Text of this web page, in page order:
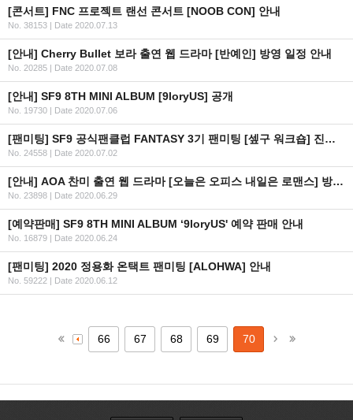
[콘서트] FNC 프로젝트 랜선 콘서트 [NOOB CON] 안내
No. 38153 | Date 2020.07.13
[안내] Cherry Bullet 보라 출연 웹 드라마 [반예인] 방영 일정 안내
No. 20285 | Date 2020.07.08
[안내] SF9 8TH MINI ALBUM [9loryUS] 공개
No. 19730 | Date 2020.07.06
[팬미팅] SF9 공식팬클럽 FANTASY 3기 팬미팅 [셒구 워크숍] 진행 사항 관련 3차 안내
No. 24558 | Date 2020.07.02
[안내] AOA 찬미 출연 웹 드라마 [오늘은 오피스 내일은 로맨스] 방영 일정 안내
No. 23898 | Date 2020.06.29
[예약판매] SF9 8TH MINI ALBUM ‘9loryUS' 예약 판매 안내
No. 16879 | Date 2020.06.24
[팬미팅] 2020 정용화 온택트 팬미팅 [ALOHWA] 안내
No. 59222 | Date 2020.06.12
66 67 68 69 70